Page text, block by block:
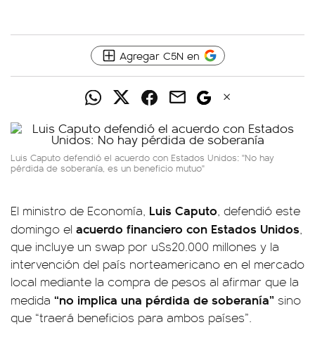
Agregar C5N en
Luis Caputo defendió el acuerdo con Estados Unidos: "No hay
pérdida de soberanía, es un beneficio mutuo"
El ministro de Economía, Luis Caputo, defendió este
domingo el acuerdo financiero con Estados Unidos,
que incluye un swap por u$s20.000 millones y la
intervención del país norteamericano en el mercado
local mediante la compra de pesos al afirmar que la
medida “no implica una pérdida de soberanía” sino
que “traerá beneficios para ambos países”.